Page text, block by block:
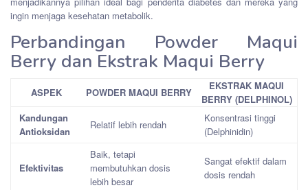
ingin menjaga kesehatan metabolik.
Perbandingan Powder Maqui
Berry dan Ekstrak Maqui Berry
ASPEK POWDER MAQUI BERRY
EKSTRAK MAQUI
BERRY (DELPHINOL)
Kandungan
Antioksidan
Relatif lebih rendah
Konsentrasi tinggi
(Delphinidin)
Efektivitas
Baik, tetapi
membutuhkan dosis
lebih besar
Sangat efektif dalam
dosis rendah